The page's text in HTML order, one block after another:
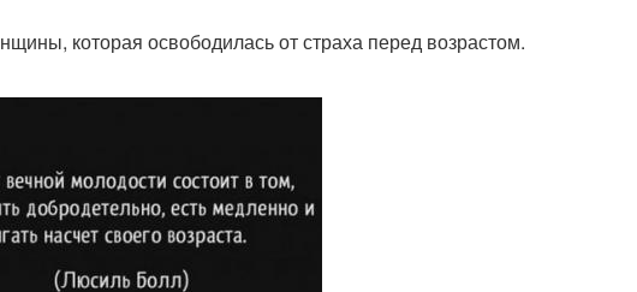
которая освободилась от страха перед возрастом.